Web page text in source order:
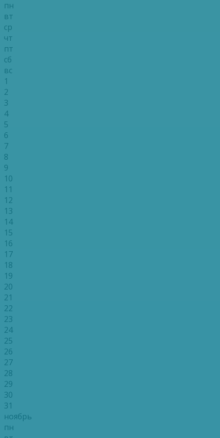
пн
вт
ср
чт
пт
сб
вс
1
2
3
4
5
6
7
8
9
10
11
12
13
14
15
16
17
18
19
20
21
22
23
24
25
26
27
28
29
30
31
ноябрь
пн